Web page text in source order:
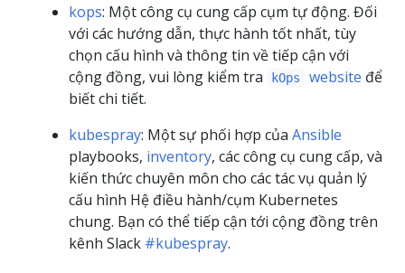
kops: Một công cụ cung cấp cụm tự động. Đối
với các hướng dẫn, thực hành tốt nhất, tùy
chọn cấu hình và thông tin về tiếp cận với
cộng đồng, vui lòng kiểm tra
kOps website để
biết chi tiết.
kubespray: Một sự phối hợp của Ansible
playbooks, inventory, các công cụ cung cấp, và
kiến ​​thức chuyên môn cho các tác vụ quản lý
cấu hình Hệ điều hành/cụm Kubernetes
chung. Bạn có thể tiếp cận tới cộng đồng trên
kênh Slack #kubespray.